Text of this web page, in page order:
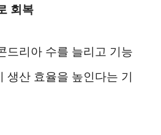
회복
드리아 수를 늘리고 기능
생산 효율을 높인다는 기